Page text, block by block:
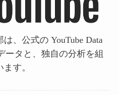
、公式の YouTube Data
ータと、独自の分析を組
す。